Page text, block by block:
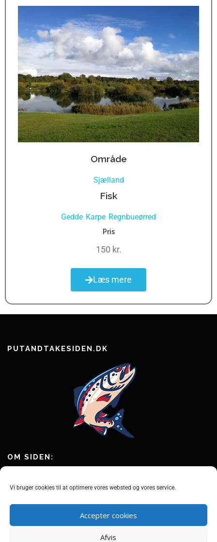
Vi bruger cookies til at optimere vores websted og vores service.
Accepter cookies
Afvis
Område
Sjælland
Fisk
Gedde Karpe Regnbueørred
Pris
150 kr.
Læs mere
PUTANDTAKESIDEN.DK
OM SIDEN:
fisk i put and take fiskesøer.
god fiskesø i nærheden af dig.